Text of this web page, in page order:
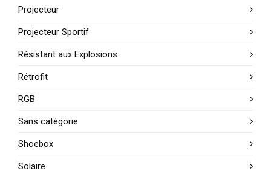
Projecteur
Projecteur Sportif
Résistant aux Explosions
Rétrofit
RGB
Sans catégorie
Shoebox
Solaire